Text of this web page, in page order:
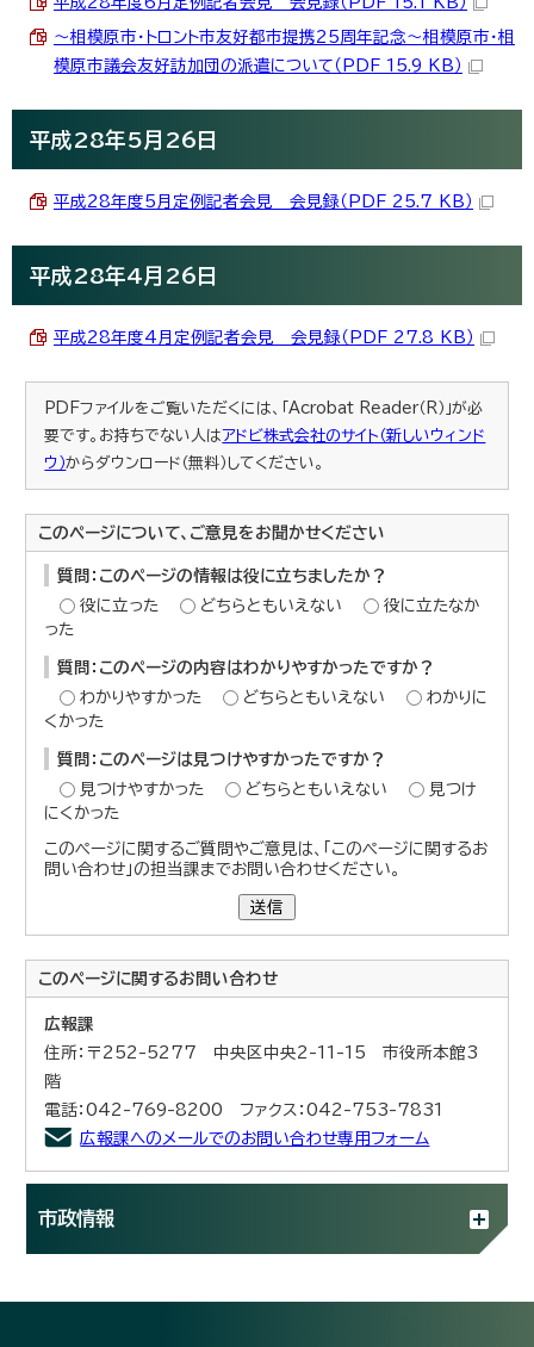
～相模原市・トロント市友好都市提携25周年記念～相模原市・相
模原市議会友好訪加団の派遣について（PDF 15.9 KB）
平成28年5月26日
平成28年度5月定例記者会見 会見録（PDF 25.7 KB）
平成28年4月26日
平成28年度4月定例記者会見 会見録（PDF 27.8 KB）
PDFファイルをご覧いただくには、「Acrobat Reader（R）」が必
要です。お持ちでない人はアドビ株式会社のサイト（新しいウィンド
ウ）からダウンロード（無料）してください。
このページについて、ご意見をお聞かせください
質問：このページの情報は役に立ちましたか？
役に立った
どちらともいえない
役に立たなか
った
質問：このページの内容はわかりやすかったですか？
わかりやすかった
どちらともいえない
わかりに
くかった
質問：このページは見つけやすかったですか？
見つけやすかった
どちらともいえない
見つけ
にくかった
このページに関するご質問やご意見は、「このページに関するお
問い合わせ」の担当課までお問い合わせください。
送信
このページに関するお問い合わせ
広報課
住所：〒252-5277 中央区中央2-11-15 市役所本館3
階
電話：042-769-8200 ファクス：042-753-7831
広報課へのメールでのお問い合わせ専用フォーム
市政情報